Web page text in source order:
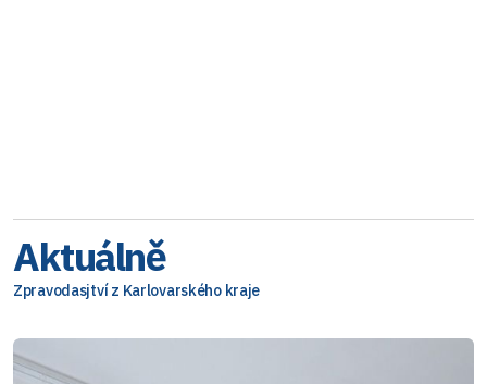
Aktuálně
Zpravodasjtví z Karlovarského kraje